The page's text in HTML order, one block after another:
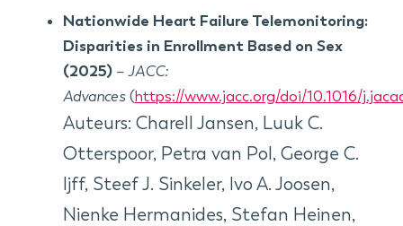
Nationwide Heart Failure Telemonitoring:
Disparities in Enrollment Based on Sex
(2025) – JACC:
Advances (https://www.jacc.org/doi/10.1016/
Auteurs: Charell Jansen, Luuk C.
Otterspoor, Petra van Pol, George C.
Ijff, Steef J. Sinkeler, Ivo A. Joosen,
Nienke Hermanides, Stefan Heinen,